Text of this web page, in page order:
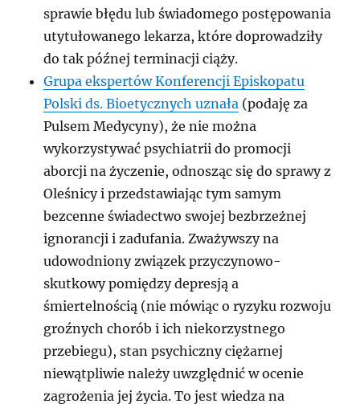
sprawie błędu lub świadomego postępowania
utytułowanego lekarza, które doprowadziły
do tak późnej terminacji ciąży.
Grupa ekspertów Konferencji Episkopatu
Polski ds. Bioetycznych uznała (podaję za
Pulsem Medycyny), że nie można
wykorzystywać psychiatrii do promocji
aborcji na życzenie, odnosząc się do sprawy z
Oleśnicy i przedstawiając tym samym
bezcenne świadectwo swojej bezbrzeżnej
ignorancji i zadufania. Zważywszy na
udowodniony związek przyczynowo-
skutkowy pomiędzy depresją a
śmiertelnością (nie mówiąc o ryzyku rozwoju
groźnych chorób i ich niekorzystnego
przebiegu), stan psychiczny ciężarnej
niewątpliwie należy uwzględnić w ocenie
zagrożenia jej życia. To jest wiedza na